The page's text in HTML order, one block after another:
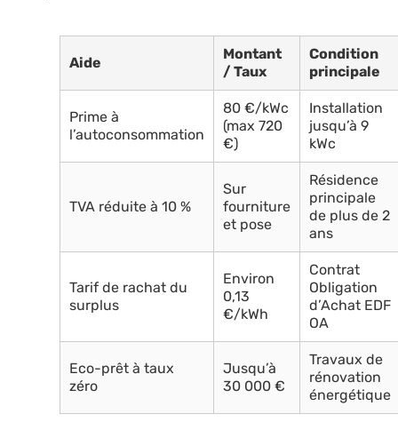
Aide
Montant
/ Taux
Condition
principale
Prime à
l’autoconsommation
80 €/kWc
(max 720
€)
Installation
jusqu’à 9
kWc
TVA réduite à 10 %
Sur
fourniture
et pose
Résidence
principale
de plus de 2
ans
Tarif de rachat du
surplus
Environ
0,13
€/kWh
Contrat
Obligation
d’Achat EDF
OA
Eco-prêt à taux
zéro
Jusqu’à
30 000 €
Travaux de
rénovation
énergétique